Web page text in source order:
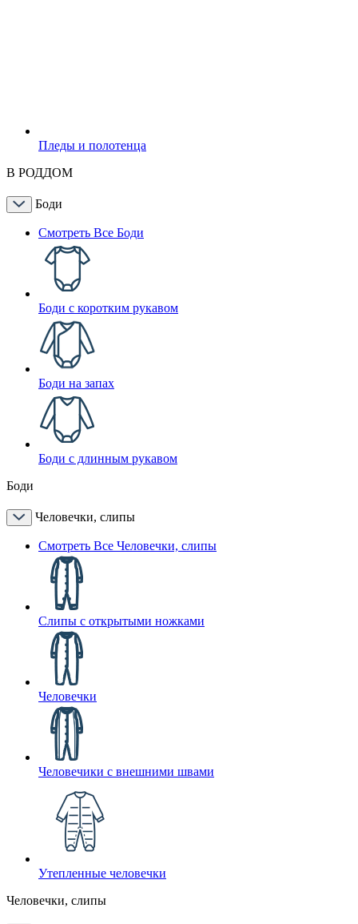
Пледы и полотенца
В РОДДОМ
Боди
Смотреть Все Боди
Боди с коротким рукавом
Боди на запах
Боди с длинным рукавом
Боди
Человечки, слипы
Смотреть Все Человечки, слипы
Слипы с открытыми ножками
Человечки
Человечики с внешними швами
Утепленные человечки
Человечки, слипы